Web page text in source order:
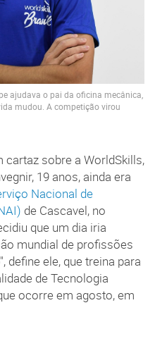
ajudava o pai da oficina mecânica,
mudou. A competição virou
cartaz sobre a WorldSkills,
19 anos, ainda era
Nacional de
de Cascavel, no
que um dia iria
mundial de profissões
define ele, que treina para
de Tecnologia
ocorre em agosto, em